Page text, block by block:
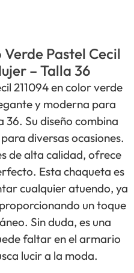
Pastel Cecil
– Talla 36
211094 en color verde
y moderna para
36. Su diseño combina
diversas ocasiones.
de alta calidad, ofrece
Esta chaqueta es
cualquier atuendo, ya
un toque
Sin duda, es una
faltar en el armario
lucir a la moda.